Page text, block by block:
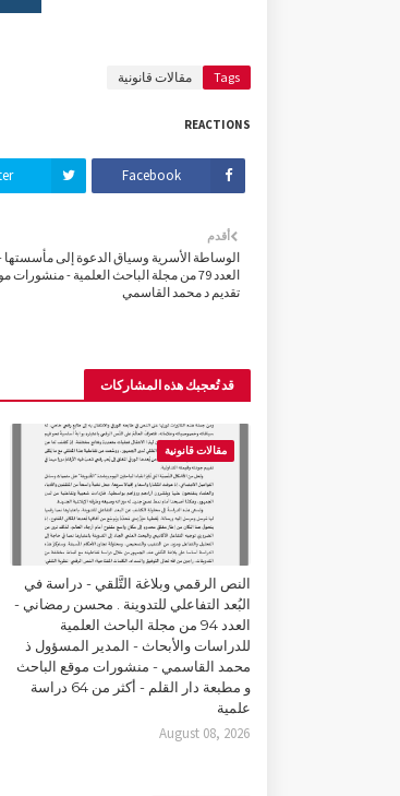
Tags مقالات قانونية
REACTIONS
Facebook
أقدم
الوساطة الأسرية وسياق الدعوة إلى مأسستها
العدد 79 من مجلة الباحث العلمية -
تقديم د محمد القاسمي
قد تُعجبك هذه المشاركات
مقالات قانونية
النص الرقمي وبلاغة التَّلقي - دراسة في
البُعد التفاعلي للتدوينة . محسن رمضاني -
العدد 94 من مجلة الباحث العلمية
للدراسات والأبحاث - المدير المسؤول ذ
محمد القاسمي - منشورات موقع الباحث
و مطبعة دار القلم - أكثر من 64 دراسة
علمية
August 08, 2026